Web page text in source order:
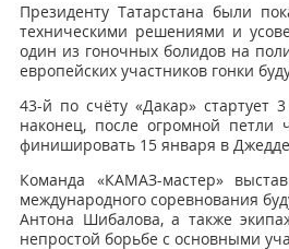
Президенту Татарстана были
техническими решениями и
один из гоночных болидов на
европейских участников гонки
43-й по счёту «Дакар»
наконец, после огромной петли
финишировать 15 января в
Команда «КАМАЗ-мастер»
международного соревнования
Антона Шибалова, а также
непростой борьбе с основными